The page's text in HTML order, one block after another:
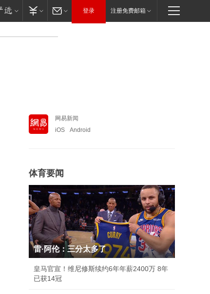
登录 注册免费邮箱
网易新闻
iOS
Android
体育要闻
雷·阿伦：三分太多了
皇马官宣！维尼修斯续约6年年薪2400万 8年
已获14冠